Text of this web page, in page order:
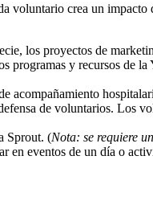
voluntario crea un impacto
los proyectos de
programas y recursos de
acompañamiento
de voluntarios. Los
Sprout. (Nota: se requiere
en eventos de un día o